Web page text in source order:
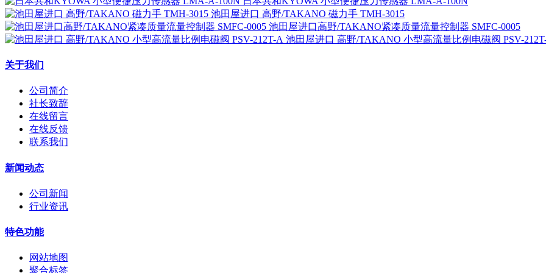
池田屋进口 高野/TAKANO 磁力手 TMH-3015
池田屋进口高野/TAKANO紧凑质量流量控制器 SMFC-0005
池田屋进口 高野/TAKANO 小型高流量比例电磁阀 PSV-
关于我们
公司简介
社长致辞
在线留言
在线反馈
联系我们
新闻动态
公司新闻
行业资讯
特色功能
网站地图
聚合标签